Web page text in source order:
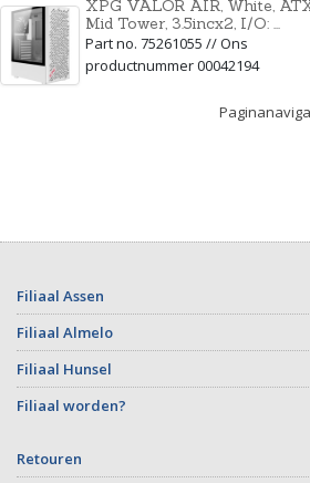
XPG VALOR AIR, White,
Mid Tower, 3.5incx2, I/O: ...
Part no. 75261055 // Ons
productnummer 00042194
Filiaal Assen
Filiaal Almelo
Filiaal Hunsel
Filiaal worden?
Retouren